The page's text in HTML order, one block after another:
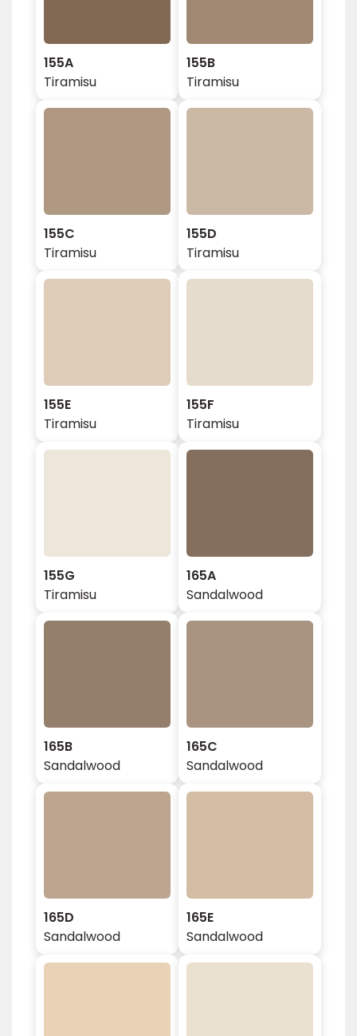
155A
Tiramisu
155B
Tiramisu
155C
Tiramisu
155D
Tiramisu
155E
Tiramisu
155F
Tiramisu
155G
Tiramisu
165A
Sandalwood
165B
Sandalwood
165C
Sandalwood
165D
Sandalwood
165E
Sandalwood